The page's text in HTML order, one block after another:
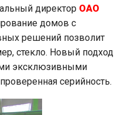
директор ОАО
домов с
решений позволит
стекло. Новый подход
эксклюзивными
серийность.